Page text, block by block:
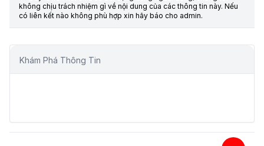
không chịu trách nhiệm gì về nội dung của các thông tin này. Nếu
có liên kết nào không phù hợp xin hãy báo cho admin.
Khám Phá Thông Tin